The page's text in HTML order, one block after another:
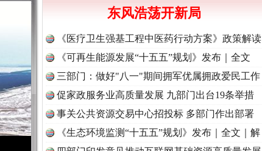
东风浩荡开新局
《医疗卫生强基工程中医药行动方案》政策解读
《可再生能源发展“十五五”规划》发布｜全文
三部门：做好"八一"期间拥军优属拥政爱民工作
促家政服务业高质量发展 九部门出台19条举措
事关公共资源交易中心招投标 多部门作出部署
《生态环境监测“十五五”规划》发布｜全文｜解
“神药”背后的真相